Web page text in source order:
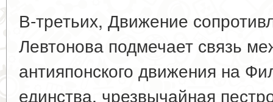
В-третьих, Движение
Левтонова подмечает связь
антияпонского движения на
единства, чрезвычайная